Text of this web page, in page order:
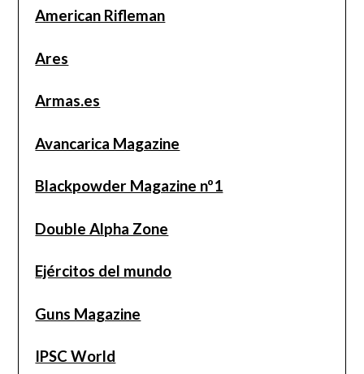
American Rifleman
Ares
Armas.es
Avancarica Magazine
Blackpowder Magazine nº1
Double Alpha Zone
Ejércitos del mundo
Guns Magazine
IPSC World